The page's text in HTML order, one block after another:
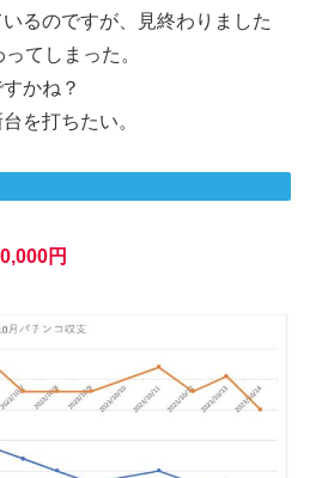
るのですが、見終わりました
てしまった。
すかね？
を打ちたい。
円